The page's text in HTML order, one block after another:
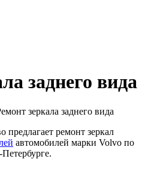
заднего вида
зеркала заднего вида
предлагает ремонт зеркал
автомобилей марки Volvo по